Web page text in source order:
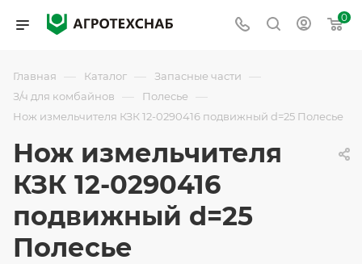
0
Главная — Каталог — Запасные части —
З/ч для комбайнов — Полесье —
Нож измельчителя КЗК 12-0290416 подвижный d=25 Полесье
Нож измельчителя
КЗК 12-0290416
подвижный d=25
Полесье